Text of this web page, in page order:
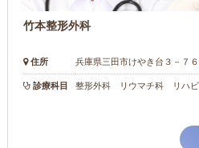
竹本整形外科
住所 兵庫県三田市けやき台３－７
診療科目 整形外科 リウマチ科 リハビ